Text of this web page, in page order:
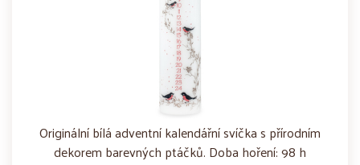
Originální bílá adventní kalendářní svíčka s přírodním
dekorem barevných ptáčků. Doba hoření: 98 h